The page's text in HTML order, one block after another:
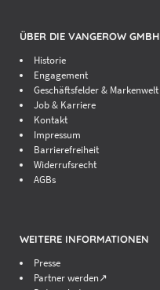
ÜBER DIE VANGEROW GMBH
Historie
Engagement
Geschäftsfelder & Markenwelt
Job & Karriere
Kontakt
Impressum
Barrierefreiheit
Widerrufsrecht
AGBs
WEITERE INFORMATIONEN
Presse
Partner werden↗